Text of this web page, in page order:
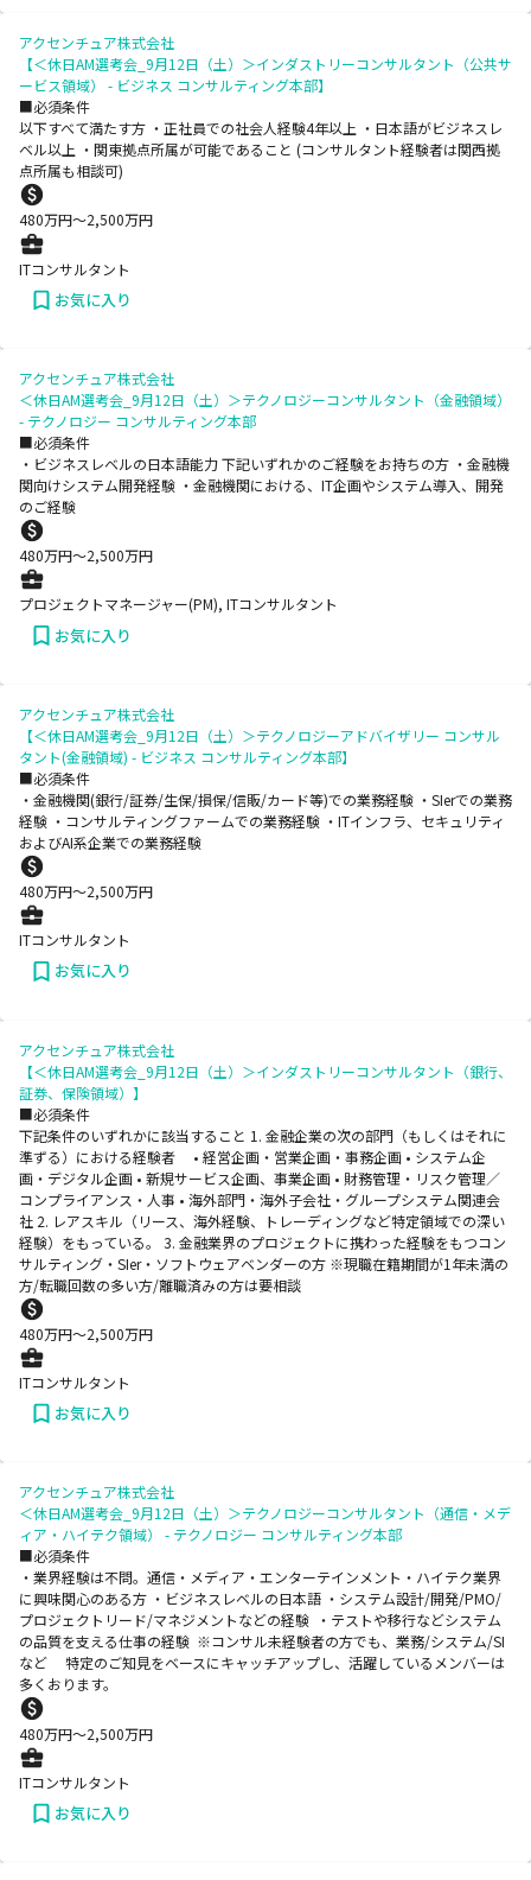
アクセンチュア株式会社
【＜休日AM選考会_9月12日（土）＞インダストリーコンサルタント（公共サ
ービス領域） - ビジネス コンサルティング本部】
■必須条件
以下すべて満たす方 ・正社員での社会人経験4年以上 ・日本語がビジネスレ
ベル以上 ・関東拠点所属が可能であること (コンサルタント経験者は関西拠
点所属も相談可)
480万円〜2,500万円
ITコンサルタント
お気に入り
アクセンチュア株式会社
＜休日AM選考会_9月12日（土）＞テクノロジーコンサルタント（金融領域）
- テクノロジー コンサルティング本部
■必須条件
・ビジネスレベルの日本語能力 下記いずれかのご経験をお持ちの方 ・金融機
関向けシステム開発経験 ・金融機関における、IT企画やシステム導入、開発
のご経験
480万円〜2,500万円
プロジェクトマネージャー(PM), ITコンサルタント
お気に入り
アクセンチュア株式会社
【＜休日AM選考会_9月12日（土）＞テクノロジーアドバイザリー コンサル
タント(金融領域) - ビジネス コンサルティング本部】
■必須条件
・金融機関(銀行/証券/生保/損保/信販/カード等)での業務経験 ・SIerでの業務
経験 ・コンサルティングファームでの業務経験 ・ITインフラ、セキュリティ
およびAI系企業での業務経験
480万円〜2,500万円
ITコンサルタント
お気に入り
アクセンチュア株式会社
【＜休日AM選考会_9月12日（土）＞インダストリーコンサルタント（銀行、
証券、保険領域）】
■必須条件
下記条件のいずれかに該当すること 1. 金融企業の次の部門（もしくはそれに
準ずる）における経験者 • 経営企画・営業企画・事務企画 • システム企
画・デジタル企画 • 新規サービス企画、事業企画 • 財務管理・リスク管理／
コンプライアンス・人事 • 海外部門・海外子会社・グループシステム関連会
社 2. レアスキル（リース、海外経験、トレーディングなど特定領域での深い
経験）をもっている。 3. 金融業界のプロジェクトに携わった経験をもつコン
サルティング・SIer・ソフトウェアベンダーの方 ※現職在籍期間が1年未満の
方/転職回数の多い方/離職済みの方は要相談
480万円〜2,500万円
ITコンサルタント
お気に入り
アクセンチュア株式会社
＜休日AM選考会_9月12日（土）＞テクノロジーコンサルタント（通信・メデ
ィア・ハイテク領域） - テクノロジー コンサルティング本部
■必須条件
・業界経験は不問。通信・メディア・エンターテインメント・ハイテク業界
に興味関心のある方 ・ビジネスレベルの日本語 ・システム設計/開発/PMO/
プロジェクトリード/マネジメントなどの経験 ・テストや移行などシステム
の品質を支える仕事の経験 ※コンサル未経験者の方でも、業務/システム/SI
など 特定のご知見をベースにキャッチアップし、活躍しているメンバーは
多くおります。
480万円〜2,500万円
ITコンサルタント
お気に入り